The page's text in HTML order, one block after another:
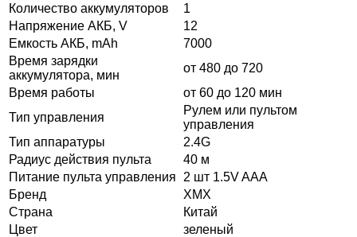
Количество аккумуляторов
1
Напряжение АКБ, V
12
Емкость АКБ, mAh
7000
Время зарядки
аккумулятора, мин
от 480 до 720
Время работы
от 60 до 120 мин
Тип управления
Рулем или пультом
управления
Тип аппаратуры
2.4G
Радиус действия пульта
40 м
Питание пульта управления
2 шт 1.5V AAA
Бренд
XMX
Страна
Китай
Цвет
зеленый